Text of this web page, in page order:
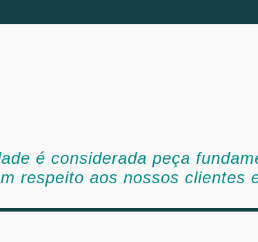
é considerada peça
respeito aos nossos clientes